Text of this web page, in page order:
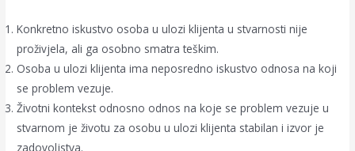
Konkretno iskustvo osoba u ulozi klijenta u stvarnosti nije
proživjela, ali ga osobno smatra teškim.
Osoba u ulozi klijenta ima neposredno iskustvo odnosa na koji
se problem vezuje.
Životni kontekst odnosno odnos na koje se problem vezuje u
stvarnom je životu za osobu u ulozi klijenta stabilan i izvor je
zadovoljstva.